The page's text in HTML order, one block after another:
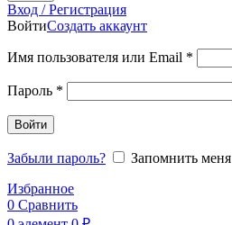
Вход / Регистрация
ВойтиСоздать аккаунт
Имя пользователя или Email *
Пароль *
Войти
Забыли пароль?
Запомнить меня
Избранное
0 Сравнить